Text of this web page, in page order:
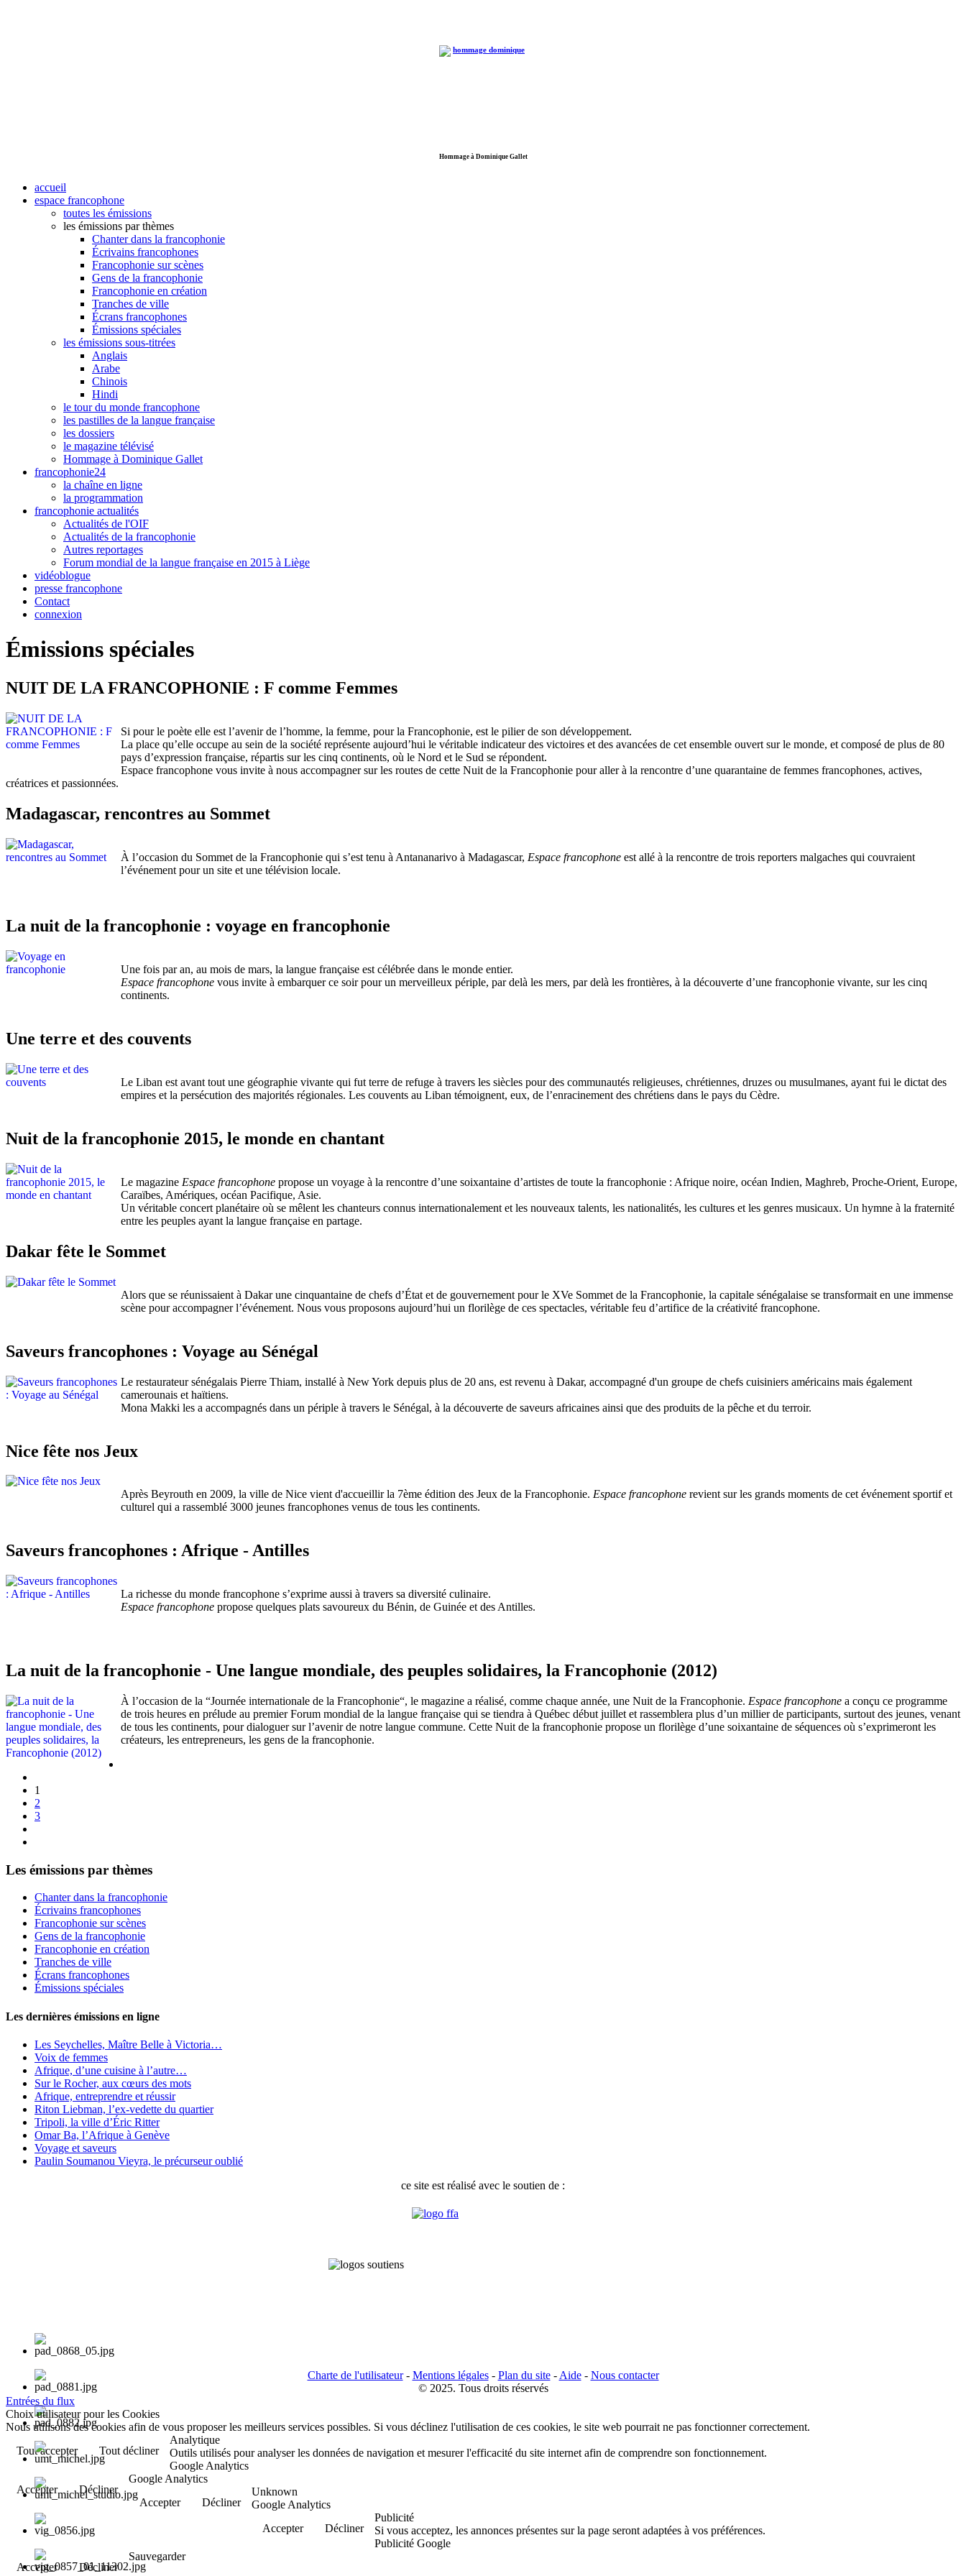
Hommage à Dominique Gallet
accueil
espace francophone
toutes les émissions
les émissions par thèmes
Chanter dans la francophonie
Écrivains francophones
Francophonie sur scènes
Gens de la francophonie
Francophonie en création
Tranches de ville
Écrans francophones
Émissions spéciales
les émissions sous-titrées
Anglais
Arabe
Chinois
Hindi
le tour du monde francophone
les pastilles de la langue française
les dossiers
le magazine télévisé
Hommage à Dominique Gallet
francophonie24
la chaîne en ligne
la programmation
francophonie actualités
Actualités de l'OIF
Actualités de la francophonie
Autres reportages
Forum mondial de la langue française en 2015 à Liège
vidéoblogue
presse francophone
Contact
connexion
Émissions spéciales
NUIT DE LA FRANCOPHONIE : F comme Femmes
Si pour le poète elle est l’avenir de l’homme, la femme, pour la Francophonie, est le pilier de son développement.
La place qu’elle occupe au sein de la société représente aujourd’hui le véritable indicateur des victoires et des avancées de cet ensemble ouvert sur le monde, et composé de plus de 80
pays d’expression française, répartis sur les cinq continents, où le Nord et le Sud se répondent.
Espace francophone vous invite à nous accompagner sur les routes de cette Nuit de la Francophonie pour aller à la rencontre d’une quarantaine de femmes francophones, actives,
créatrices et passionnées.
Madagascar, rencontres au Sommet
À l’occasion du Sommet de la Francophonie qui s’est tenu à Antananarivo à Madagascar, Espace francophone est allé à la rencontre de trois reporters malgaches qui couvraient
l’événement pour un site et une télévision locale.
La nuit de la francophonie : voyage en francophonie
Une fois par an, au mois de mars, la langue française est célébrée dans le monde entier.
Espace francophone vous invite à embarquer ce soir pour un merveilleux périple, par delà les mers, par delà les frontières, à la découverte d’une francophonie vivante, sur les cinq
continents.
Une terre et des couvents
Le Liban est avant tout une géographie vivante qui fut terre de refuge à travers les siècles pour des communautés religieuses, chrétiennes, druzes ou musulmanes, ayant fui le dictat des
empires et la persécution des majorités régionales. Les couvents au Liban témoignent, eux, de l’enracinement des chrétiens dans le pays du Cèdre.
Nuit de la francophonie 2015, le monde en chantant
Le magazine Espace francophone propose un voyage à la rencontre d’une soixantaine d’artistes de toute la francophonie : Afrique noire, océan Indien, Maghreb, Proche-Orient, Europe,
Caraïbes, Amériques, océan Pacifique, Asie.
Un véritable concert planétaire où se mêlent les chanteurs connus internationalement et les nouveaux talents, les nationalités, les cultures et les genres musicaux. Un hymne à la fraternité
entre les peuples ayant la langue française en partage.
Dakar fête le Sommet
Alors que se réunissaient à Dakar une cinquantaine de chefs d’État et de gouvernement pour le XVe Sommet de la Francophonie, la capitale sénégalaise se transformait en une immense
scène pour accompagner l’événement. Nous vous proposons aujourd’hui un florilège de ces spectacles, véritable feu d’artifice de la créativité francophone.
Saveurs francophones : Voyage au Sénégal
Le restaurateur sénégalais Pierre Thiam, installé à New York depuis plus de 20 ans, est revenu à Dakar, accompagné d'un groupe de chefs cuisiniers américains mais également
camerounais et haïtiens.
Mona Makki les a accompagnés dans un périple à travers le Sénégal, à la découverte de saveurs africaines ainsi que des produits de la pêche et du terroir.
Nice fête nos Jeux
Après Beyrouth en 2009, la ville de Nice vient d'accueillir la 7ème édition des Jeux de la Francophonie. Espace francophone revient sur les grands moments de cet événement sportif et
culturel qui a rassemblé 3000 jeunes francophones venus de tous les continents.
Saveurs francophones : Afrique - Antilles
La richesse du monde francophone s’exprime aussi à travers sa diversité culinaire.
Espace francophone propose quelques plats savoureux du Bénin, de Guinée et des Antilles.
La nuit de la francophonie - Une langue mondiale, des peuples solidaires, la Francophonie (2012)
À l’occasion de la “Journée internationale de la Francophonie“, le magazine a réalisé, comme chaque année, une Nuit de la Francophonie. Espace francophone a conçu ce programme
de trois heures en prélude au premier Forum mondial de la langue française qui se tiendra à Québec début juillet et rassemblera plus d’un millier de participants, surtout des jeunes, venant
de tous les continents, pour dialoguer sur l’avenir de notre langue commune. Cette Nuit de la francophonie propose un florilège d’une soixantaine de séquences où s’exprimeront les
créateurs, les entrepreneurs, les gens de la francophonie.
1
2
3
Les émissions par thèmes
Chanter dans la francophonie
Écrivains francophones
Francophonie sur scènes
Gens de la francophonie
Francophonie en création
Tranches de ville
Écrans francophones
Émissions spéciales
Les dernières émissions en ligne
Les Seychelles, Maître Belle à Victoria…
Voix de femmes
Afrique, d’une cuisine à l’autre…
Sur le Rocher, aux cœurs des mots
Afrique, entreprendre et réussir
Riton Liebman, l’ex-vedette du quartier
Tripoli, la ville d’Éric Ritter
Omar Ba, l’Afrique à Genève
Voyage et saveurs
Paulin Soumanou Vieyra, le précurseur oublié
ce site est réalisé avec le soutien de :
Charte de l'utilisateur- Mentions légales- Plan du site- Aide- Nous contacter
© 2025. Tous droits réservés
Entrées du flux
Choix utilisateur pour les Cookies
Nous utilisons des cookies afin de vous proposer les meilleurs services possibles. Si vous déclinez l'utilisation de ces cookies, le site web pourrait ne pas fonctionner correctement.
Tout accepter
Tout décliner
Analytique
Outils utilisés pour analyser les données de navigation et mesurer l'efficacité du site internet afin de comprendre son fonctionnement.
Google Analytics
Accepter
Décliner
Google Analytics
Accepter
Décliner
Unknown
Google Analytics
Accepter
Décliner
Publicité
Si vous acceptez, les annonces présentes sur la page seront adaptées à vos préférences.
Publicité Google
Accepter
Décliner
Sauvegarder